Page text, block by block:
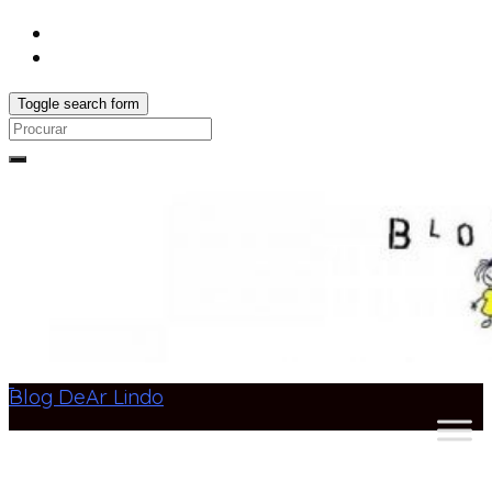
Toggle search form
Search
Blog DeAr Lindo